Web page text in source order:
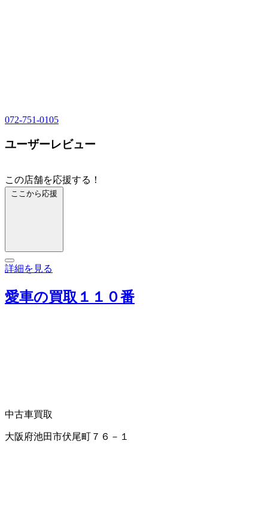
072-751-0105
ユーザーレビュー
この店舗を応援する！
ここから応援
詳細を見る
愛車の買取１１０番
中古車買取
大阪府池田市伏尾町７６－１